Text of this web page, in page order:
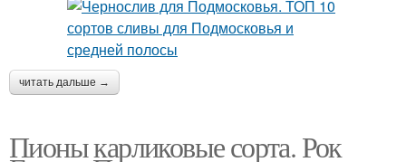
читать дальше →
Пионы карликовые сорта. Рок